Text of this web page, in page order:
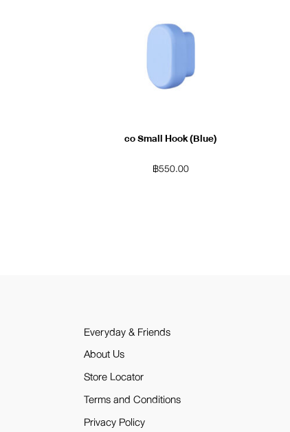
co Small Hook (Blue)
฿550.00
Everyday & Friends
About Us
Store Locator
Terms and Conditions
Privacy Policy